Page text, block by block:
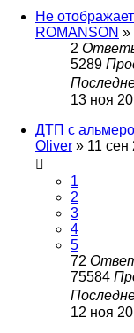
Не
ROMANSON »
2
5289
13 ноя
ДТП с
Oliver » 11 сен
1
2
3
4
5
72
75584
12 ноя